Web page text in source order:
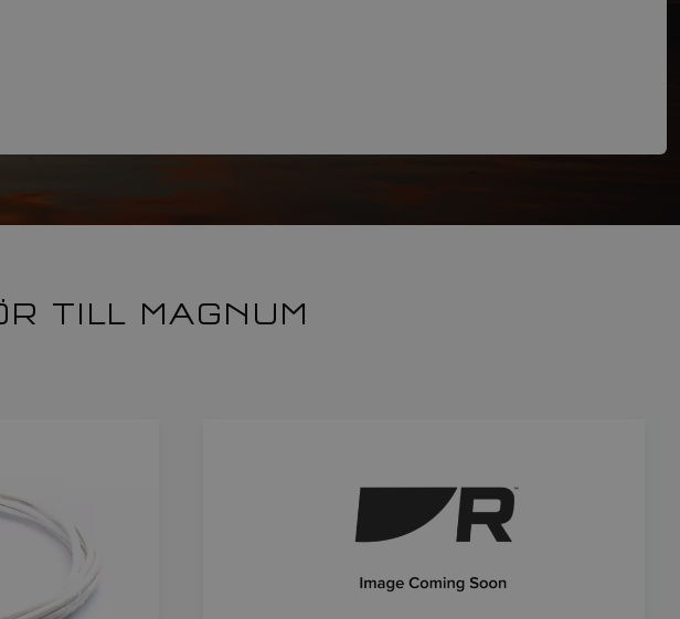
TILL MAGNUM